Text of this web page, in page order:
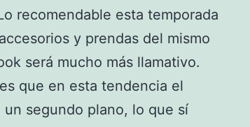
recomendable esta temporada
y prendas del mismo
será mucho más llamativo.
que en esta tendencia el
segundo plano, lo que sí